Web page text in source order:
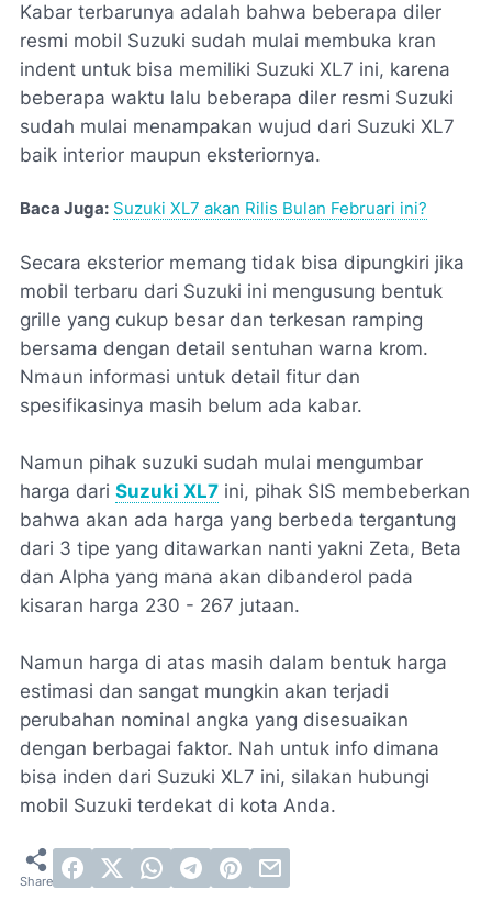
Kabar terbarunya adalah bahwa beberapa diler
resmi mobil Suzuki sudah mulai membuka kran
indent untuk bisa memiliki Suzuki XL7 ini, karena
beberapa waktu lalu beberapa diler resmi Suzuki
sudah mulai menampakan wujud dari Suzuki XL7
baik interior maupun eksteriornya.
Baca Juga: Suzuki XL7 akan Rilis Bulan Februari ini?
Secara eksterior memang tidak bisa dipungkiri jika
mobil terbaru dari Suzuki ini mengusung bentuk
grille yang cukup besar dan terkesan ramping
bersama dengan detail sentuhan warna krom.
Nmaun informasi untuk detail fitur dan
spesifikasinya masih belum ada kabar.
Namun pihak suzuki sudah mulai mengumbar
harga dari Suzuki XL7 ini, pihak SIS membeberkan
bahwa akan ada harga yang berbeda tergantung
dari 3 tipe yang ditawarkan nanti yakni Zeta, Beta
dan Alpha yang mana akan dibanderol pada
kisaran harga 230 - 267 jutaan.
Namun harga di atas masih dalam bentuk harga
estimasi dan sangat mungkin akan terjadi
perubahan nominal angka yang disesuaikan
dengan berbagai faktor. Nah untuk info dimana
bisa inden dari Suzuki XL7 ini, silakan hubungi
mobil Suzuki terdekat di kota Anda.